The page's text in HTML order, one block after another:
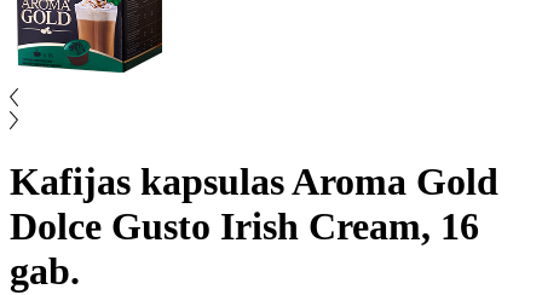
Kafijas kapsulas Aroma Gold
Dolce Gusto Irish Cream, 16
gab.